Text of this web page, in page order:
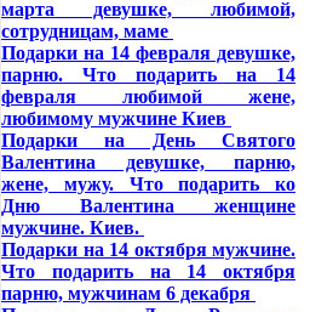
марта девушке, любимой,
сотрудницам, маме
Подарки на 14 февраля девушке,
парню. Что подарить на 14
февраля любимой жене,
любимому мужчине Киев
Подарки на День Святого
Валентина девушке, парню,
жене, мужу. Что подарить ко
Дню Валентина женщине
мужчине. Киев.
Подарки на 14 октября мужчине.
Что подарить на 14 октября
парню, мужчинам 6 декабря